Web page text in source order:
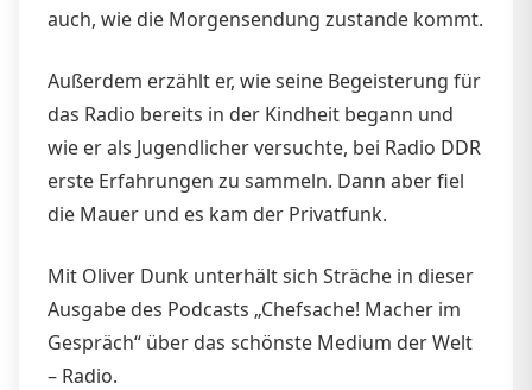
auch, wie die Morgensendung zustande kommt.
Außerdem erzählt er, wie seine Begeisterung für
das Radio bereits in der Kindheit begann und
wie er als Jugendlicher versuchte, bei Radio DDR
erste Erfahrungen zu sammeln. Dann aber fiel
die Mauer und es kam der Privatfunk.
Mit Oliver Dunk unterhält sich Sträche in dieser
Ausgabe des Podcasts „Chefsache! Macher im
Gespräch“ über das schönste Medium der Welt
– Radio.